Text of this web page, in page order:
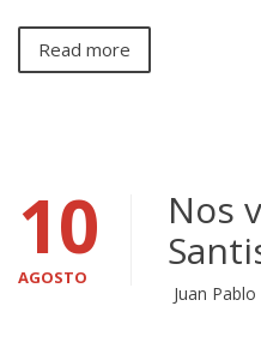
Read more
10
AGOSTO
Nos
Juan